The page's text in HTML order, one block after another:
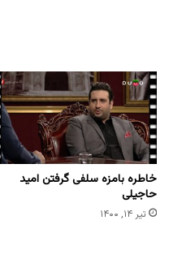
خاطره بامزه سلفی گرفتن امید
حاجیلی
تیر ۱۴, ۱۴۰۰